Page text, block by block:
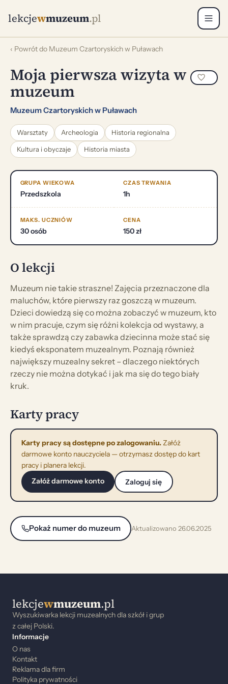
lekcjewmuzeum.pl
‹ Powrót do Muzeum Czartoryskich w Puławach
Moja pierwsza wizyta w
muzeum
Muzeum Czartoryskich w Puławach
Warsztaty Archeologia Historia regionalna
Kultura i obyczaje Historia miasta
GRUPA WIEKOWA
Przedszkola
CZAS TRWANIA
1h
MAKS. UCZNIÓW
30 osób
CENA
150 zł
O lekcji
Muzeum nie takie straszne! Zajęcia przeznaczone dla
maluchów, które pierwszy raz goszczą w muzeum.
Dzieci dowiedzą się co można zobaczyć w muzeum, kto
w nim pracuje, czym się różni kolekcja od wystawy, a
także sprawdzą czy zabawka dziecinna może stać się
kiedyś eksponatem muzealnym. Poznają również
największy muzealny sekret – dlaczego niektórych
rzeczy nie można dotykać i jak ma się do tego biały
kruk.
Karty pracy
Karty pracy są dostępne po zalogowaniu.Załóż
darmowe konto nauczyciela — otrzymasz dostęp do kart
pracy i planera lekcji.
Załóż darmowe konto
Zaloguj się
Pokaż numer do muzeum Aktualizowano 26.06.2025
lekcjewmuzeum.pl
Wyszukiwarka lekcji muzealnych dla szkół i grup
z całej Polski.
Informacje
O nas
Kontakt
Reklama dla firm
Polityka prywatności